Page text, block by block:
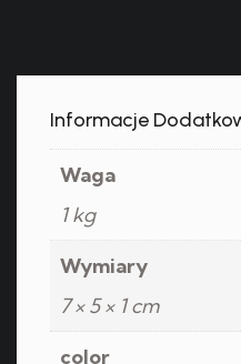
Informacje
Waga
1 kg
Wymiary
7 × 5 × 1 cm
color